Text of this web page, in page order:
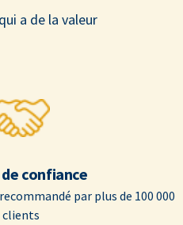
a de la valeur
confiance
par plus de 100 000
clients